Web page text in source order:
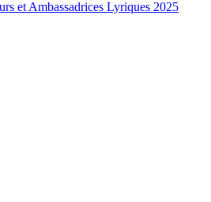
et Ambassadrices Lyriques 2025